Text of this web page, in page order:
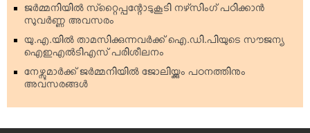
ജര്‍മ്മനിയില്‍ സ്‌റ്റൈപ്പന്റോടുകൂടി നഴ്‌സിംഗ് പഠിക്കാന്‍
സുവര്‍ണ്ണ അവസരം
യു.എ.യില്‍ താമസിക്കുന്നവര്‍ക്ക് ഐ.ഡി.പിയുടെ സൗജന്യ
ഐഇഎല്‍ടിഎസ് പരിശീലനം
നേഴ്സുമാര്‍ക്ക് ജര്‍മ്മനിയില്‍ ജോലിയ്ക്കും പഠനത്തിനും
അവസരങ്ങള്‍